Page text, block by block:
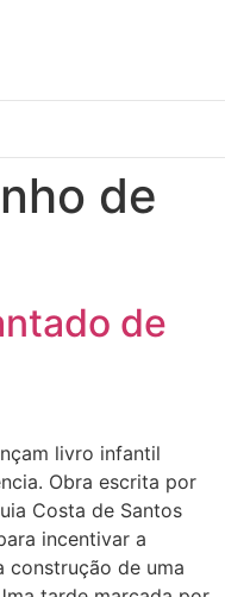
de
de
livro infantil
Obra escrita por
Costa de Santos
incentivar a
construção de uma